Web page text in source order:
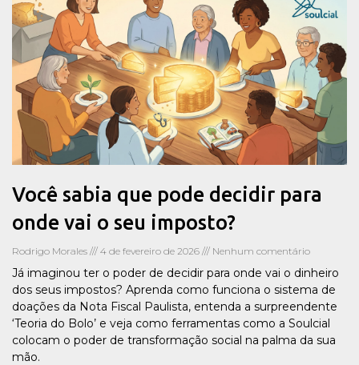
Você sabia que pode decidir para
onde vai o seu imposto?
Rodrigo Morales 4 de fevereiro de 2026 Nenhum comentário
Já imaginou ter o poder de decidir para onde vai o dinheiro
dos seus impostos? Aprenda como funciona o sistema de
doações da Nota Fiscal Paulista, entenda a surpreendente
‘Teoria do Bolo’ e veja como ferramentas como a Soulcial
colocam o poder de transformação social na palma da sua
mão.